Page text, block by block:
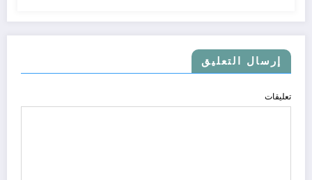
إرسال التعليق
تعليقات